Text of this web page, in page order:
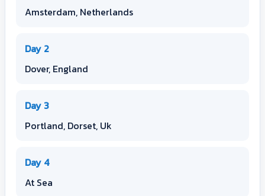
Amsterdam, Netherlands
Day 2
Dover, England
Day 3
Portland, Dorset, Uk
Day 4
At Sea